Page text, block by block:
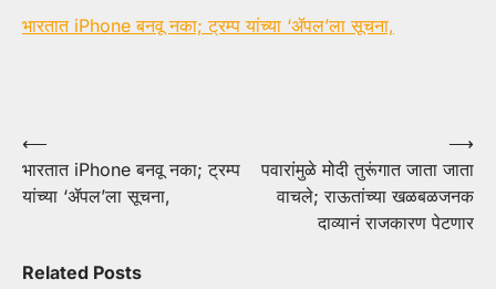
भारतात iPhone बनवू नका; ट्रम्प यांच्या ‘ॲपल’ला सूचना,
Post
navigation
⟵
भारतात iPhone बनवू नका; ट्रम्प
यांच्या ‘ॲपल’ला सूचना,
पवारांमुळे मोदी तुरूंगात जाता जाता
वाचले; राऊतांच्या खळबळजनक
दाव्यानं राजकारण पेटणार
⟶
Related Posts